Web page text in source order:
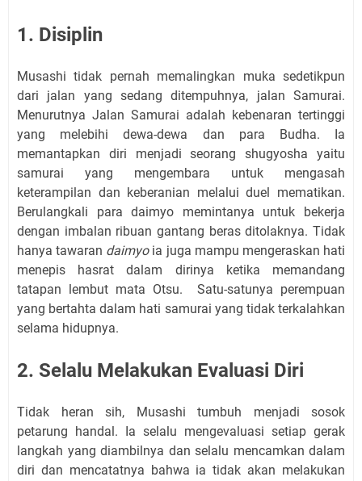
1. Disiplin
Musashi tidak pernah memalingkan muka sedetikpun
dari jalan yang sedang ditempuhnya, jalan Samurai.
Menurutnya Jalan Samurai adalah kebenaran tertinggi
yang melebihi dewa-dewa dan para Budha. Ia
memantapkan diri menjadi seorang shugyosha yaitu
samurai yang mengembara untuk mengasah
keterampilan dan keberanian melalui duel mematikan.
Berulangkali para daimyo memintanya untuk bekerja
dengan imbalan ribuan gantang beras ditolaknya. Tidak
hanya tawaran daimyoia juga mampu mengeraskan hati
menepis hasrat dalam dirinya ketika memandang
tatapan lembut mata Otsu. Satu-satunya perempuan
yang bertahta dalam hati samurai yang tidak terkalahkan
selama hidupnya.
2. Selalu Melakukan Evaluasi Diri
Tidak heran sih, Musashi tumbuh menjadi sosok
petarung handal. Ia selalu mengevaluasi setiap gerak
langkah yang diambilnya dan selalu mencamkan dalam
diri dan mencatatnya bahwa ia tidak akan melakukan